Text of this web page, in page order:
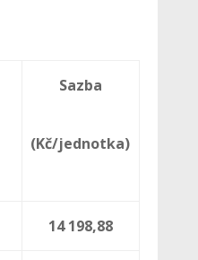
Sazba
(Kč/jednotka)
14 198,88